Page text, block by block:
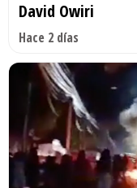
David Owiri
Hace 2 días